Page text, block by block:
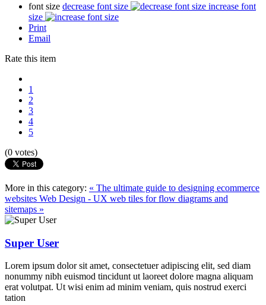
font size decrease font size
increase font
size
Print
Email
Rate this item
1
2
3
4
5
(0 votes)
More in this category: « The ultimate guide to designing ecommerce
websites Web Design - UX web tiles for flow diagrams and
sitemaps »
Super User
Lorem ipsum dolor sit amet, consectetuer adipiscing elit, sed diam
nonummy nibh euismod tincidunt ut laoreet dolore magna aliquam
erat volutpat. Ut wisi enim ad minim veniam, quis nostrud exerci
tation